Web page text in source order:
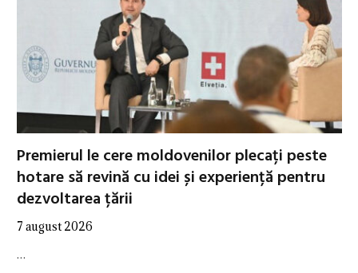
Premierul le cere moldovenilor plecați peste
hotare să revină cu idei și experiență pentru
dezvoltarea țării
7 august 2026
…